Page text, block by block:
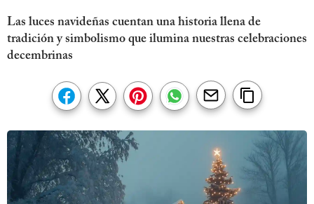
Las luces navideñas cuentan una historia llena de
tradición y simbolismo que ilumina nuestras celebraciones
decembrinas